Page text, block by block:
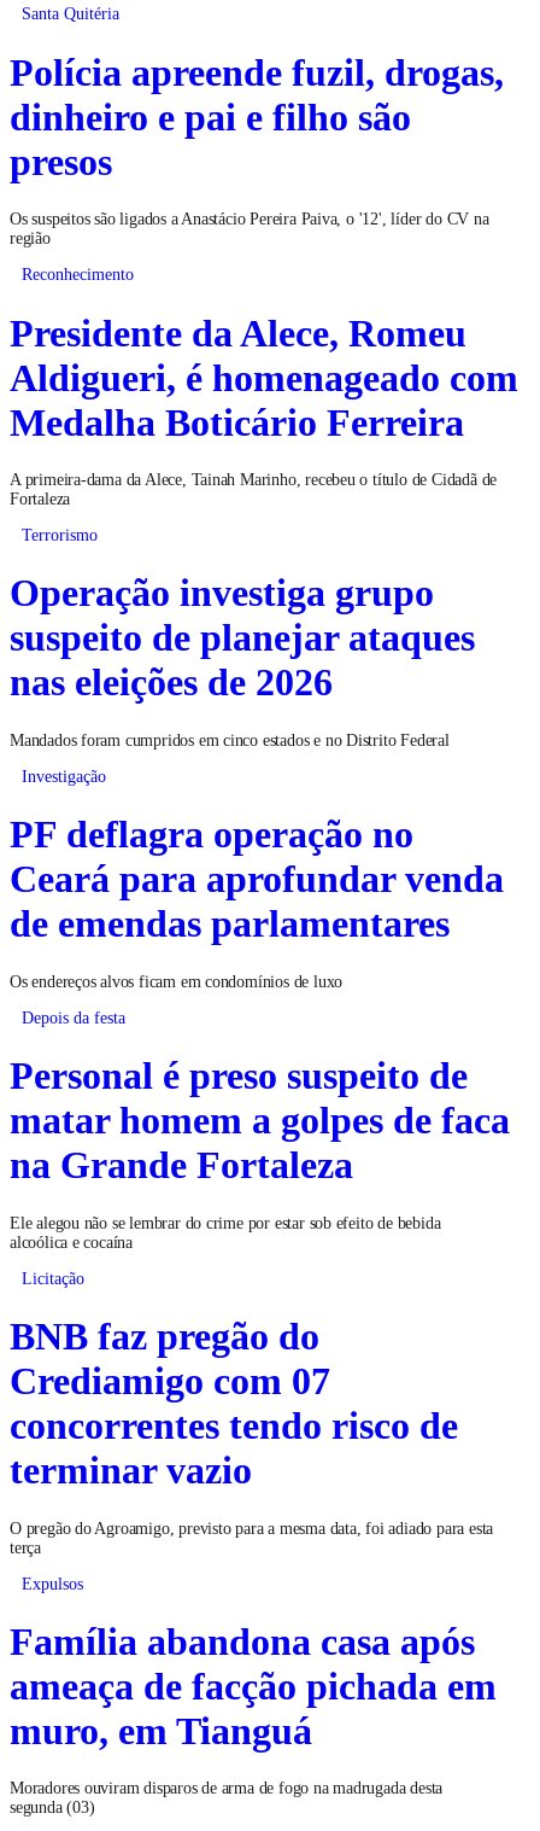
Santa Quitéria
Polícia apreende fuzil, drogas,
dinheiro e pai e filho são
presos
Os suspeitos são ligados a Anastácio Pereira Paiva, o '12', líder do CV na
região
Reconhecimento
Presidente da Alece, Romeu
Aldigueri, é homenageado com
Medalha Boticário Ferreira
A primeira-dama da Alece, Tainah Marinho, recebeu o título de Cidadã de
Fortaleza
Terrorismo
Operação investiga grupo
suspeito de planejar ataques
nas eleições de 2026
Mandados foram cumpridos em cinco estados e no Distrito Federal
Investigação
PF deflagra operação no
Ceará para aprofundar venda
de emendas parlamentares
Os endereços alvos ficam em condomínios de luxo
Depois da festa
Personal é preso suspeito de
matar homem a golpes de faca
na Grande Fortaleza
Ele alegou não se lembrar do crime por estar sob efeito de bebida
alcoólica e cocaína
Licitação
BNB faz pregão do
Crediamigo com 07
concorrentes tendo risco de
terminar vazio
O pregão do Agroamigo, previsto para a mesma data, foi adiado para esta
terça
Expulsos
Família abandona casa após
ameaça de facção pichada em
muro, em Tianguá
Moradores ouviram disparos de arma de fogo na madrugada desta
segunda (03)